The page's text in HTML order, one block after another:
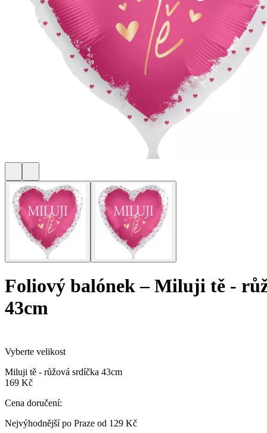
Foliový balónek–Miluji tě -
43cm
Vyberte velikost
Miluji tě - růžová srdíčka 43cm
169 Kč
Cena doručení:
Nejvýhodnější po Praze od 129 Kč